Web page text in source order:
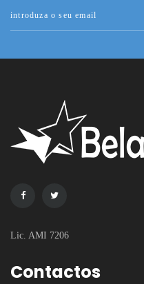
Lic. AMI 7206
Contactos